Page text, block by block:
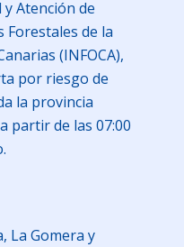
y Atención de
Forestales de la
(INFOCA),
por riesgo de
la provincia
partir de las 07:00
La Gomera y